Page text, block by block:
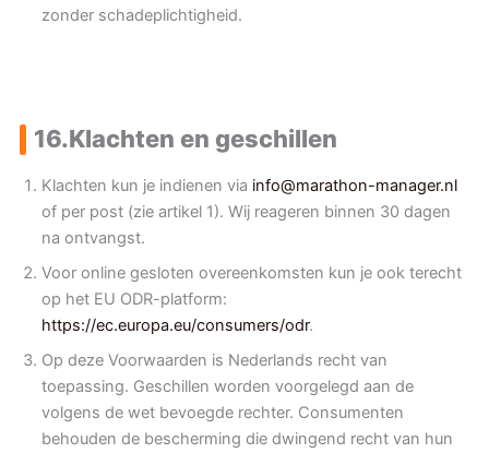
zonder schadeplichtigheid.
16.Klachten en geschillen
Klachten kun je indienen via info@marathon-manager.nl
of per post (zie artikel 1). Wij reageren binnen 30 dagen
na ontvangst.
Voor online gesloten overeenkomsten kun je ook terecht
op het EU ODR-platform:
https://ec.europa.eu/consumers/odr.
Op deze Voorwaarden is Nederlands recht van
toepassing. Geschillen worden voorgelegd aan de
volgens de wet bevoegde rechter. Consumenten
behouden de bescherming die dwingend recht van hun